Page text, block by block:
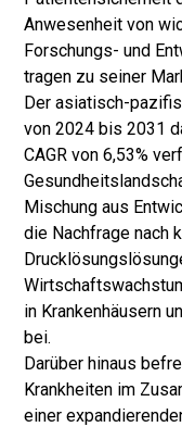
Anwesenheit von
Forschungs- und
tragen zu seiner
Der asiatisch-
von 2024 bis 2031
CAGR von 6,53%
Mischung aus
die Nachfrage nach
in Krankenhäusern
bei.
Darüber hinaus
Krankheiten im
einer